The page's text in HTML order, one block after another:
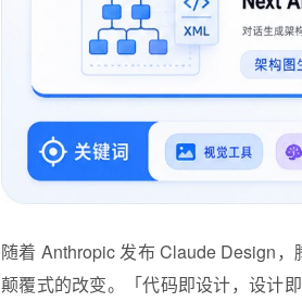
随着 Anthropic 发布 Claude Design
颠覆式的改变。「代码即设计，设计